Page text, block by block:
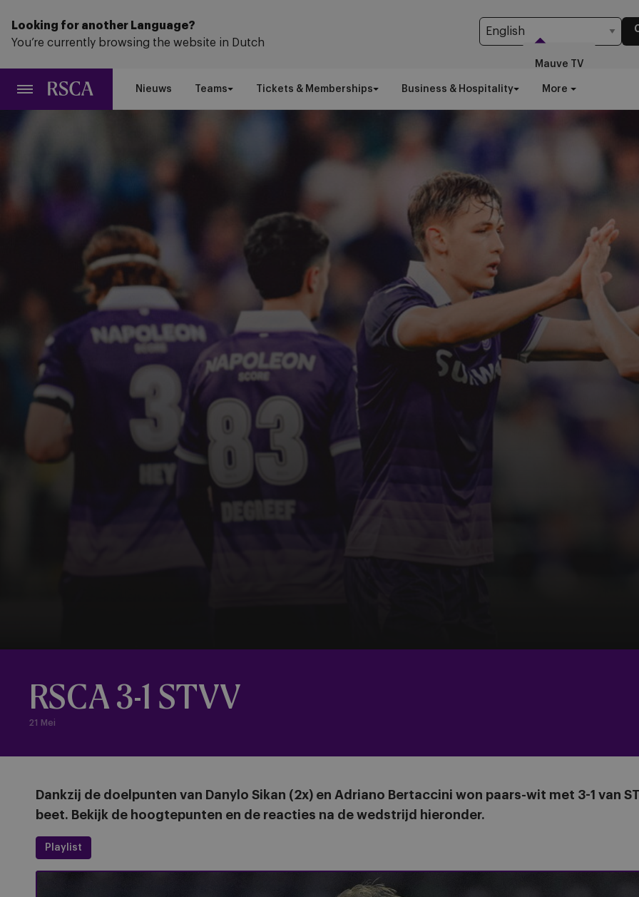
naar
hoofdinhoud
Looking for another Language?
You’re currently browsing the website in Dutch
Nieuws Teams Tickets & Memberships Business & Hospitality More
Mauve TV
RSCA 3-1 STVV
21 Mei
Dankzij de doelpunten van Danylo Sikan (2x) en Adriano Bertaccini won paars-wit met 3-1 van
beet. Bekijk de hoogtepunten en de reacties na de wedstrijd hieronder.
Playlist